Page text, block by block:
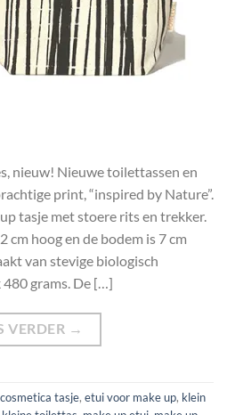
nieuw! Nieuwe toilettassen en
print, “inspired by Nature”.
tasje met stoere rits en trekker.
cm hoog en de bodem is 7 cm
van stevige biologisch
grams. De […]
VERDER →
cosmetica tasje, etui voor make up, klein